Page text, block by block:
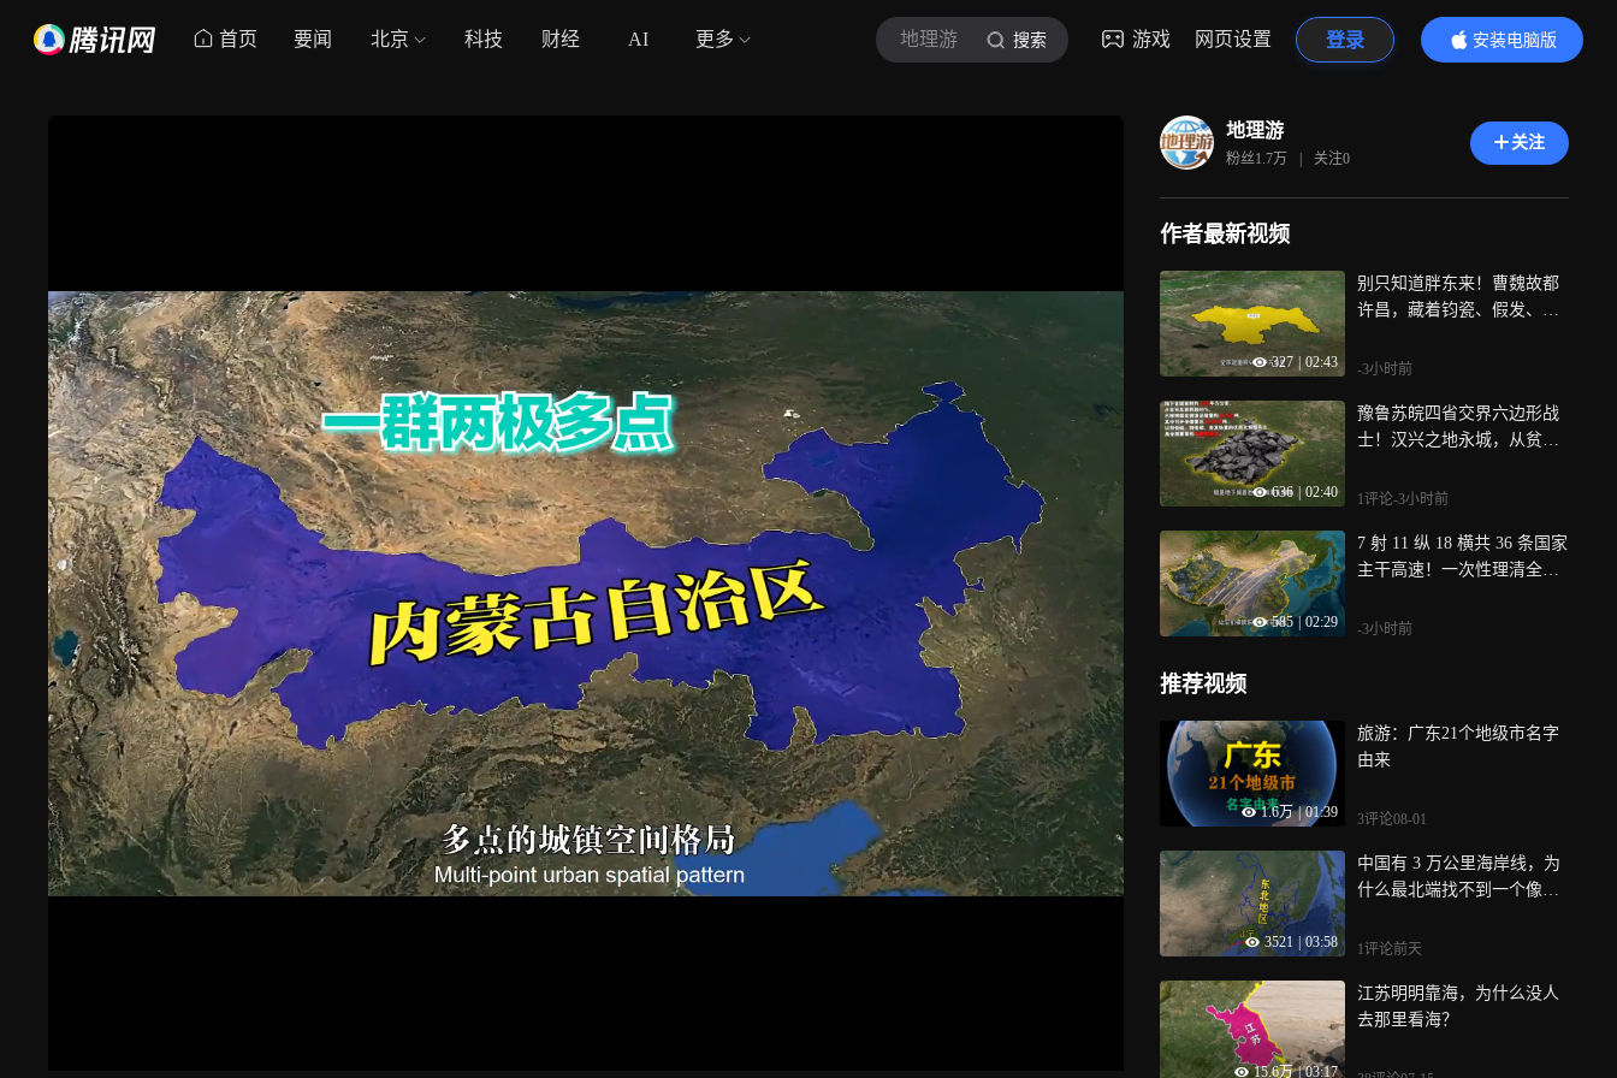
首页 要闻 北京 科技 财经 AI 更多 地理游 搜索 游戏 网页设置 登录
安装电脑版
内容更精彩
地理游
粉丝1.7万 | 关注0
关注
作者最新视频
327 | 02:43
别只知道胖东来！曹魏故都
许昌，藏着钧瓷、假发、花
-3小时前
636 02:40
豫鲁苏皖四省交界六边形战
士！汉兴之地永城，从贫困
1评论-3小时前
585 | 02:29
7 射 11 纵 18 横共 36 条国家
主干高速！一次性理清全国
-3小时前
推荐视频
1.6万 | 01:39
旅游：广东21个地级市名字
由来
3评论08-01
3521 03:58
中国有 3 万公里海岸线，为
什么最北端找不到一个像样
1评论前天
15.6万 | 03:17
江苏明明靠海，为什么没人
去那里看海？